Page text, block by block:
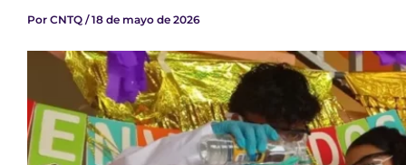
Por CNTQ /18 de mayo de 2026